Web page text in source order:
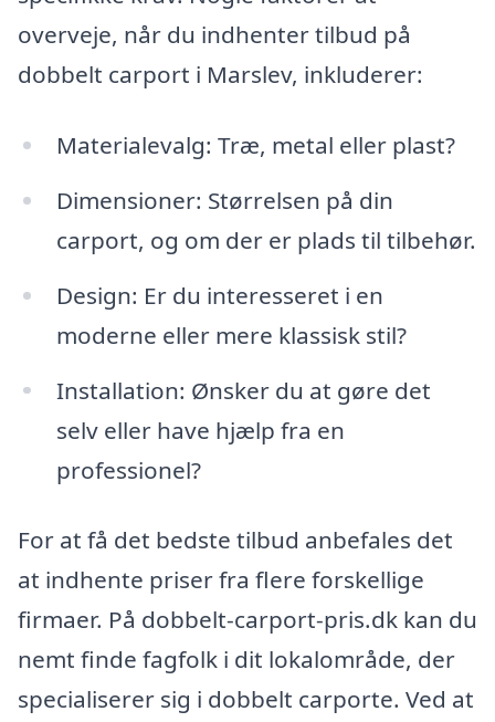
overveje, når du indhenter tilbud på
dobbelt carport i Marslev, inkluderer:
Materialevalg: Træ, metal eller plast?
Dimensioner: Størrelsen på din
carport, og om der er plads til tilbehør.
Design: Er du interesseret i en
moderne eller mere klassisk stil?
Installation: Ønsker du at gøre det
selv eller have hjælp fra en
professionel?
For at få det bedste tilbud anbefales det
at indhente priser fra flere forskellige
firmaer. På dobbelt-carport-pris.dk kan du
nemt finde fagfolk i dit lokalområde, der
specialiserer sig i dobbelt carporte. Ved at